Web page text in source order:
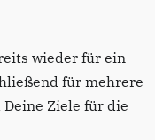
wieder für ein
für mehrere
Deine Ziele für die